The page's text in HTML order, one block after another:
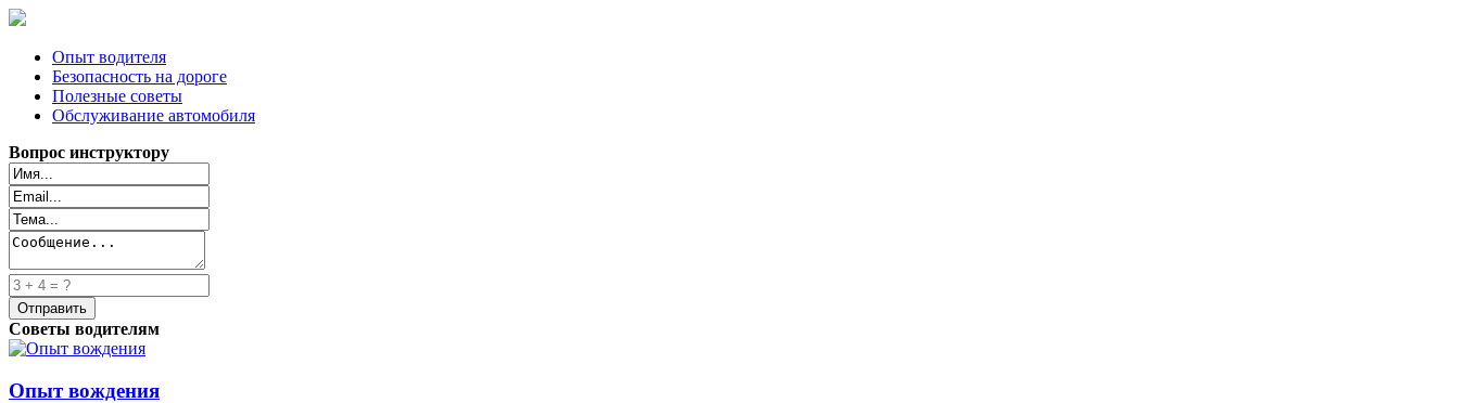
Опыт водителя
Безопасность на дороге
Полезные советы
Обслуживание автомобиля
Вопрос инструктору
Советы водителям
Опыт вождения